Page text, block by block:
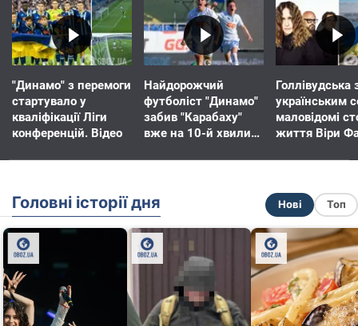
"Динамо" з перемоги
стартувало у
кваліфікації Ліги
конференцій. Відео
Найдорожчий
футболіст "Динамо"
забив "Карабаху"
вже на 10-й хвилині
Голлівудська
українським
маловідомі
життя Віри
американців
Головні історії дня Нові Топ